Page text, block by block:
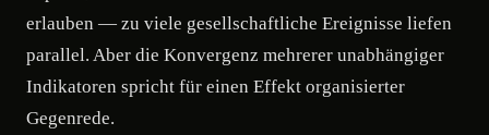
erlauben — zu viele gesellschaftliche Ereignisse liefen
parallel. Aber die Konvergenz mehrerer unabhängiger
Indikatoren spricht für einen Effekt organisierter
Gegenrede.